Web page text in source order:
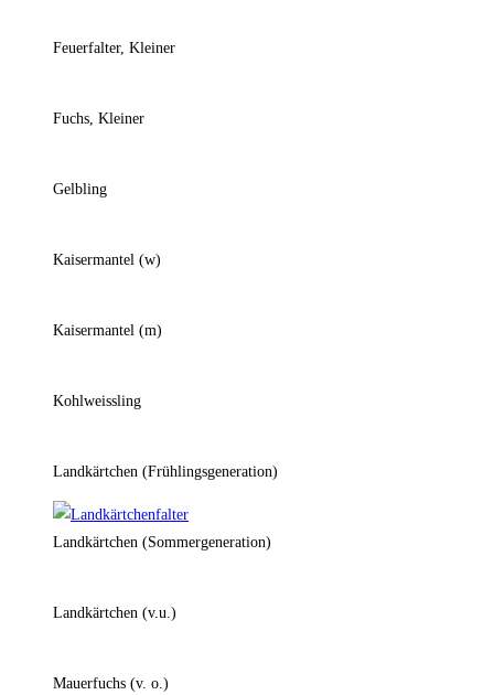
Feuerfalter, Kleiner
Fuchs, Kleiner
Gelbling
Kaisermantel (w)
Kaisermantel (m)
Kohlweissling
Landkärtchen (Frühlingsgeneration)
Landkärtchen (Sommergeneration)
Landkärtchen (v.u.)
Mauerfuchs (v. o.)